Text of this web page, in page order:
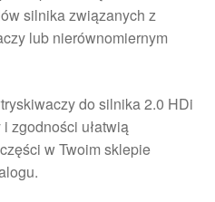
silnika związanych z
lub nierównomiernym
do silnika 2.0 HDi
zgodności ułatwią
w Twoim sklepie